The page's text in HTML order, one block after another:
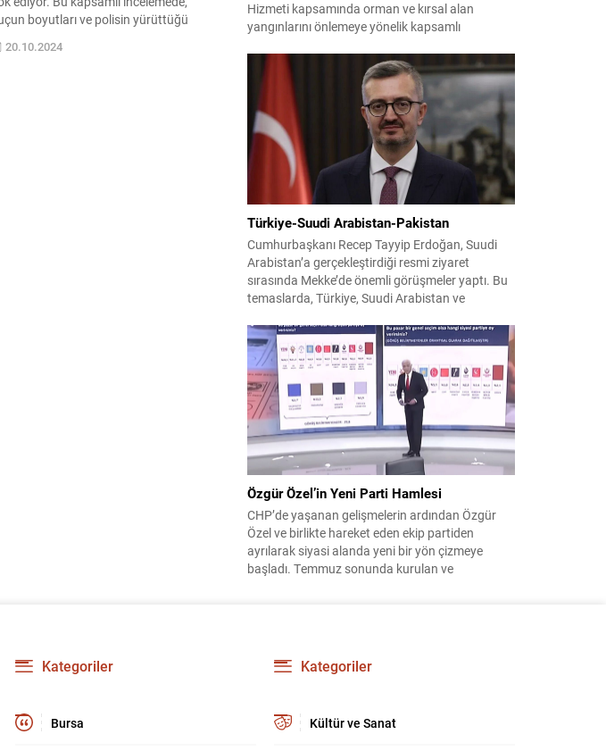
boyutları ve polisin yürüttüğü
hakkında bilmeniz gereken her
burada!
20.10.2024
Hizmeti kapsamında orman ve kırsal alan
yangınlarını önlemeye yönelik kapsamlı
görev yapan 178 tim ve 742 personel, sahada
aktif olarak halkı bilinçlendirdi ve denetim
faaliyetleri gerçekleştirdi. Faaliyetler esnasında
bin 315 biçerdöver ve balya...
Türkiye-Suudi Arabistan-Pakistan
Cumhurbaşkanı Recep Tayyip Erdoğan, Suudi
Arabistan’a gerçekleştirdiği resmi ziyaret
sırasında Mekke’de önemli görüşmeler yaptı. Bu
temaslarda, Türkiye, Suudi Arabistan ve
birliği çerçevesi oluşturuldu. Ziyaretin en somut
çıktısı, üç ülkenin imza attığı Mekke Ortak
Savunma Anlaşması oldu. Anlaşma; ortak
güvenlik yaklaşımıyla bölgesel barış, istikrar...
Özgür Özel’in Yeni Parti Hamlesi
CHP’de yaşanan gelişmelerin ardından Özgür
Özel ve birlikte hareket eden ekip partiden
ayrılarak siyasi alanda yeni bir yön çizmeye
başladı. Temmuz sonunda kurulan ve
bulduğu iddiaları gündemi...
Kategoriler
Bursa
Kategoriler
Kültür ve Sanat